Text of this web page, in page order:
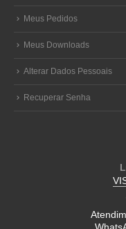
Meus Pedidos
Meus Downloads
Alterar Dados Pessoais
Recuperar Senha